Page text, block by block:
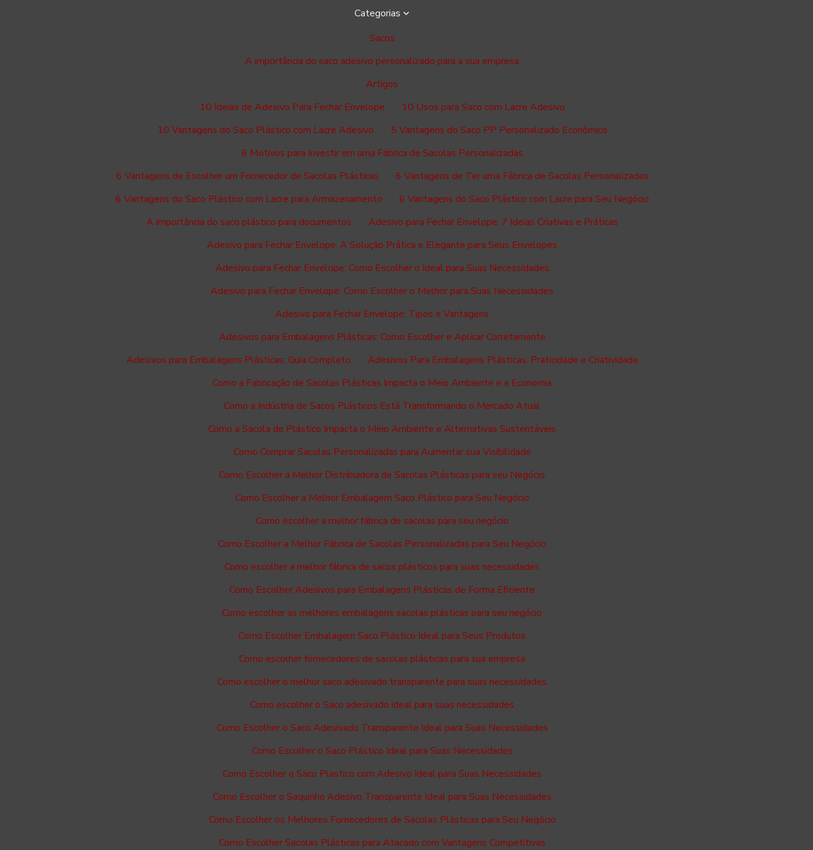
Categorias
Sacos
A importância do saco adesivo personalizado para a sua empresa
Artigos
10 Ideias de Adesivo Para Fechar Envelope
10 Usos para Saco com Lacre Adesivo
10 Vantagens do Saco Plástico com Lacre Adesivo
5 Vantagens do Saco PP Personalizado Econômico
6 Motivos para Investir em uma Fábrica de Sacolas Personalizadas
6 Vantagens de Escolher um Fornecedor de Sacolas Plásticas
6 Vantagens de Ter uma Fábrica de Sacolas Personalizadas
6 Vantagens do Saco Plástico com Lacre para Armazenamento
6 Vantagens do Saco Plástico com Lacre para Seu Negócio
A importância do saco plástico para documentos
Adesivo para Fechar Envelope: 7 Ideias Criativas e Práticas
Adesivo para Fechar Envelope: A Solução Prática e Elegante para Seus Envelopes
Adesivo para Fechar Envelope: Como Escolher o Ideal para Suas Necessidades
Adesivo para Fechar Envelope: Como Escolher o Melhor para Suas Necessidades
Adesivo para Fechar Envelope: Tipos e Vantagens
Adesivos para Embalagens Plásticas: Como Escolher e Aplicar Corretamente
Adesivos para Embalagens Plásticas: Guia Completo
Adesivos Para Embalagens Plásticas: Praticidade e Criatividade
Como a Fabricação de Sacolas Plásticas Impacta o Meio Ambiente e a Economia
Como a Indústria de Sacos Plásticos Está Transformando o Mercado Atual
Como a Sacola de Plástico Impacta o Meio Ambiente e Alternativas Sustentáveis
Como Comprar Sacolas Personalizadas para Aumentar sua Visibilidade
Como Escolher a Melhor Distribuidora de Sacolas Plásticas para seu Negócio
Como Escolher a Melhor Embalagem Saco Plástico para Seu Negócio
Como escolher a melhor fábrica de sacolas para seu negócio
Como Escolher a Melhor Fábrica de Sacolas Personalizadas para Seu Negócio
Como escolher a melhor fábrica de sacos plásticos para suas necessidades
Como Escolher Adesivos para Embalagens Plásticas de Forma Eficiente
Como escolher as melhores embalagens sacolas plásticas para seu negócio
Como Escolher Embalagem Saco Plástico Ideal para Seus Produtos
Como escolher fornecedores de sacolas plásticas para sua empresa
Como escolher o melhor saco adesivado transparente para suas necessidades
Como escolher o Saco adesivado ideal para suas necessidades
Como Escolher o Saco Adesivado Transparente Ideal para Suas Necessidades
Como Escolher o Saco Plástico Ideal para Suas Necessidades
Como Escolher o Saco Plastico com Adesivo Ideal para Suas Necessidades
Como Escolher o Saquinho Adesivo Transparente Ideal para Suas Necessidades
Como Escolher os Melhores Fornecedores de Sacolas Plásticas para Seu Negócio
Como Escolher Sacolas Plásticas para Atacado com Vantagens Competitivas